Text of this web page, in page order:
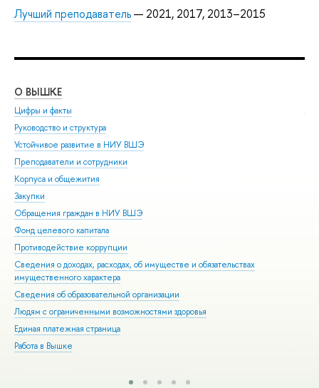
Лучший преподаватель— 2021, 2017, 2013–2015
О ВЫШКЕ
Цифры и факты
Руководство и структура
Устойчивое развитие в НИУ ВШЭ
Преподаватели и сотрудники
Корпуса и общежития
Закупки
Обращения граждан в НИУ ВШЭ
Фонд целевого капитала
Противодействие коррупции
Сведения о доходах, расходах, об имуществе и обязательствах
имущественного характера
Сведения об образовательной организации
Людям с ограниченными возможностями здоровья
Единая платежная страница
Работа в Вышке